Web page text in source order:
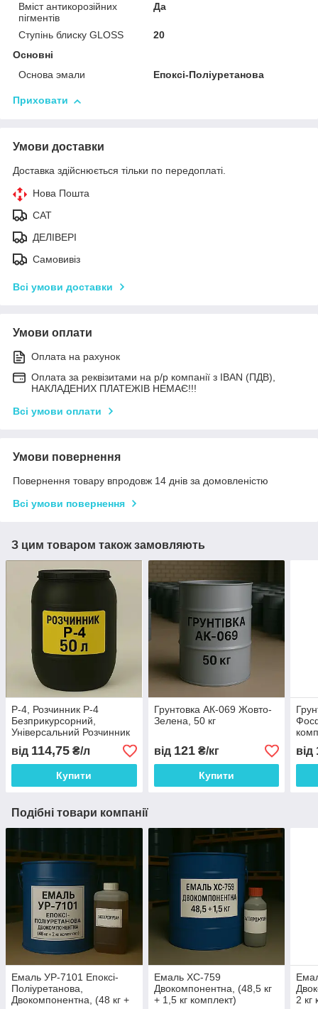
Вміст антикорозійних
пігментів
Да
Ступінь блиску GLOSS
20
Основні
Основа эмали
Епоксі-Поліуретанова
Приховати
Умови доставки
Доставка здійснюється тільки по передоплаті.
Нова Пошта
САТ
ДЕЛІВЕРІ
Самовивіз
Всі умови доставки
Умови оплати
Оплата на рахунок
Оплата за реквізитами на р/р компанії з IBAN (ПДВ),
НАКЛАДЕНИХ ПЛАТЕЖІВ НЕМАЄ!!!
Всі умови оплати
Умови повернення
Повернення товару впродовж 14 днів за домовленістю
Всі умови повернення
З цим товаром також замовляють
Р-4, Розчинник Р-4
Безприкурсорний,
Універсальний Розчинник
від 114,75 ₴/л
Купити
Грунтовка АК-069 Жовто-
Зелена, 50 кг
від 121₴/кг
Купити
від
Подібні товари компанії
Емаль УР-7101 Епоксі-
Поліуретанова,
Двокомпонентна, (48 кг +
Емаль ХС-759
Двокомпонентна, (48,5 кг
+ 1,5 кг комплект)
2 кг